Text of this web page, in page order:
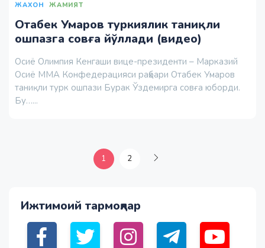
ЖАХОН ЖАМИЯТ
Отабек Умаров туркиялик таниқли
ошпазга совға йўллади (видео)
Осиё Олимпия Кенгаши вице-президенти – Марказий
Осиё ММА Конфедерацияси раҳбари Отабек Умаров
таниқли турк ошпази Бурак Ўздемирга совға юборди.
Бу…...
1 2
Ижтимоий тармоқлар